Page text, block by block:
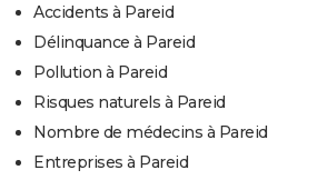
Accidents à Pareid
Délinquance à Pareid
Pollution à Pareid
Risques naturels à Pareid
Nombre de médecins à Pareid
Entreprises à Pareid